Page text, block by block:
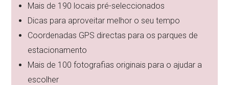
Mais de 190 locais pré-seleccionados
Dicas para aproveitar melhor o seu tempo
Coordenadas GPS directas para os parques de
estacionamento
Mais de 100 fotografias originais para o ajudar a
escolher